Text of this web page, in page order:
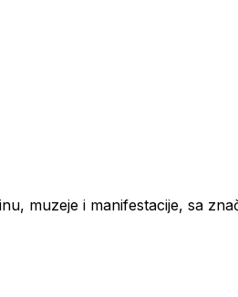
muzeje i manifestacije, sa